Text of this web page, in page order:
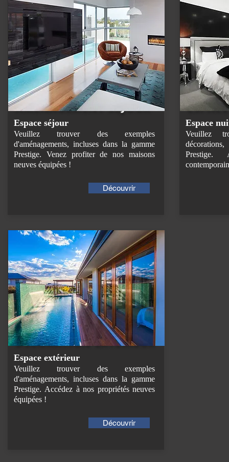
AMÉNAGEMENT SÉJOUR
Espace séjour
Veuillez trouver des exemples
d'aménagements, incluses dans la gamme
Prestige. Venez profiter de nos maisons
neuves équipées !
Découvrir
Espace
Veuillez
DÉCORATION EXTERIEUR
Espace extérieur
Veuillez trouver des exemples
d'aménagements, incluses dans la gamme
Prestige. Accédez à nos propriétés neuves
équipées !
Découvrir